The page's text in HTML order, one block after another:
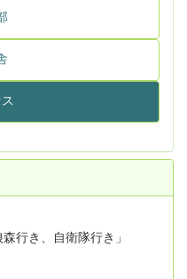
行き、自衛隊行き」